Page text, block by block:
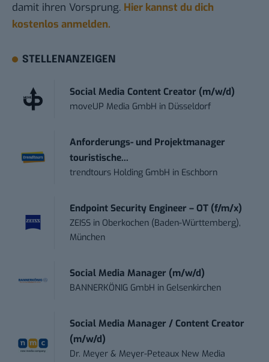
damit ihren Vorsprung. Hier kannst du dich
kostenlos anmelden.
STELLENANZEIGEN
Social Media Content Creator (m/w/d)
moveUP Media GmbH in Düsseldorf
Anforderungs- und Projektmanager
touristische...
trendtours Holding GmbH in Eschborn
Endpoint Security Engineer – OT (f/m/x)
ZEISS in Oberkochen (Baden-Württemberg),
München
Social Media Manager (m/w/d)
BANNERKÖNIG GmbH in Gelsenkirchen
Social Media Manager / Content Creator
(m/w/d)
Dr. Meyer & Meyer-Peteaux New Media